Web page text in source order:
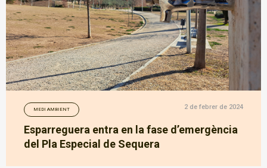
MEDI AMBIENT 2 de febrer de 2024
Esparreguera entra en la fase d’emergència
del Pla Especial de Sequera